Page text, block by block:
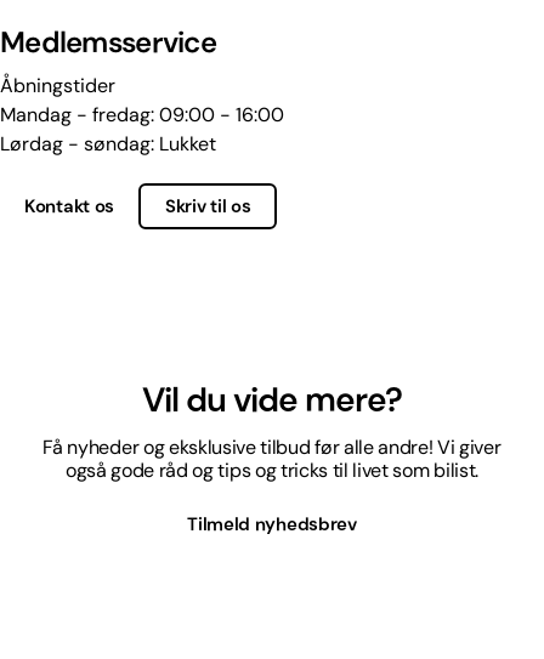
Medlemsservice
Åbningstider
Mandag - fredag: 09:00 - 16:00
Lørdag - søndag: Lukket
Kontakt os Skriv til os
Vil du vide mere?
Få nyheder og eksklusive tilbud før alle andre! Vi giver
også gode råd og tips og tricks til livet som bilist.
Tilmeld nyhedsbrev